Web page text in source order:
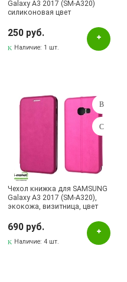
Galaxy A3 2017 (SM-A320)
силиконовая цвет
250 руб.
Наличие: 1 шт.
Чехол книжка для SAMSUNG
Galaxy A3 2017 (SM-A320),
экокожа, визитница, цвет
690 руб.
Наличие:4 шт.